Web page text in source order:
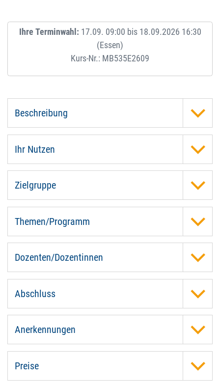
Ihre Terminwahl: 17.09. 09:00 bis 18.09.2026 16:30
(Essen)
Kurs-Nr.: MB535E2609
Beschreibung
Ihr Nutzen
Zielgruppe
Themen/Programm
Dozenten/Dozentinnen
Abschluss
Anerkennungen
Preise